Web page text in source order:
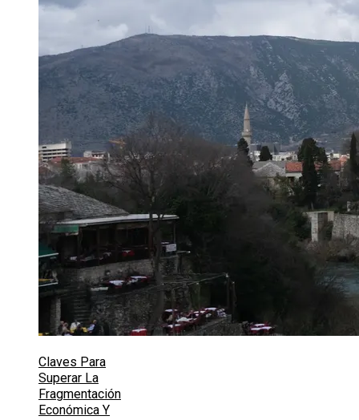
Claves Para
Superar La
Fragmentación
Económica Y